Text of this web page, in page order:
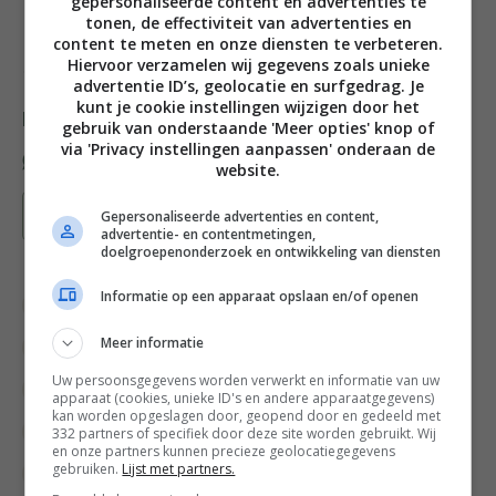
scoren, rond is ook leuk!
Credits fotografie: Mitchell van Voorbergen
Deel dit recept
Bewaar recept
Aubergine Aziatische en Oosterse recepten
Bijgerecht Groente recepten
Hoofdgerecht Kerst bijgerechten
Kerstrecepten Keukens
Makkelijke recepten
tonen, de effectiviteit van advertenties en
content te meten en onze diensten te verbeteren.
Hiervoor verzamelen wij gegevens zoals unieke
advertentie ID’s, geolocatie en surfgedrag. Je
kunt je cookie instellingen wijzigen door het
gebruik van onderstaande 'Meer opties' knop of
via 'Privacy instellingen aanpassen' onderaan de
website.
Gepersonaliseerde advertenties en content,
advertentie- en contentmetingen,
doelgroepenonderzoek en ontwikkeling van diensten
Informatie op een apparaat opslaan en/of openen
Meer informatie
Uw persoonsgegevens worden verwerkt en informatie van uw
apparaat (cookies, unieke ID's en andere apparaatgegevens)
kan worden opgeslagen door, geopend door en gedeeld met
332 partners of specifiek door deze site worden gebruikt. Wij
en onze partners kunnen precieze geolocatiegegevens
gebruiken. Lijst met partners.